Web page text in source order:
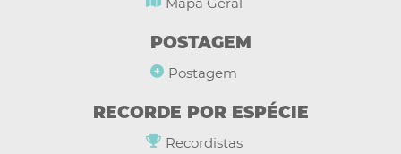
POSTAGEM
Postagem
RECORDE POR ESPÉCIE
Recordistas